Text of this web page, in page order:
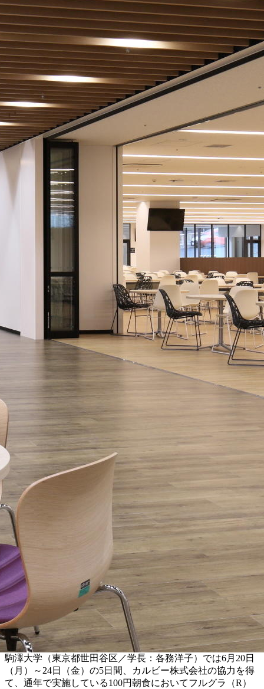
駒澤大学（東京都世田谷区／学長：各務洋子）では6月20日
（月）～24日（金）の5日間、カルビー株式会社の協力を得
て、通年で実施している100円朝食においてフルグラ（R）